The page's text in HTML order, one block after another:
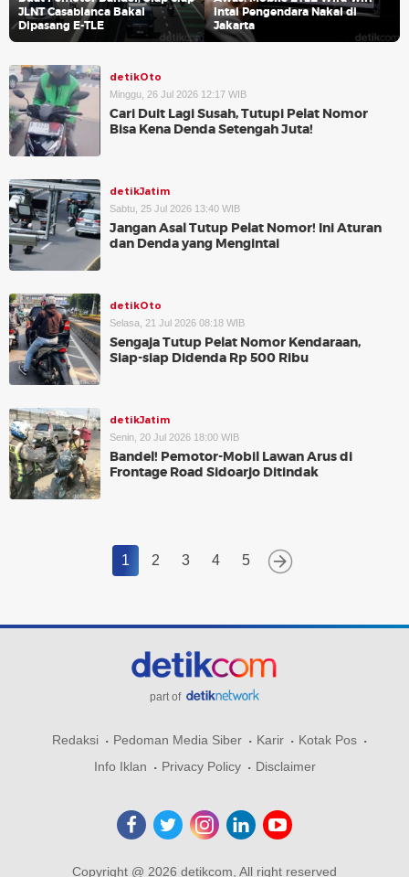
JLNT Casablanca Bakal
Dipasang E-TLE
Intai Pengendara Nakal di
Jakarta
detikOto
Minggu, 26 Jul 2026 12:17 WIB
Cari Duit Lagi Susah, Tutupi Pelat Nomor
Bisa Kena Denda Setengah Juta!
detikJatim
Sabtu, 25 Jul 2026 13:40 WIB
Jangan Asal Tutup Pelat Nomor! Ini Aturan
dan Denda yang Mengintai
detikOto
Selasa, 21 Jul 2026 08:18 WIB
Sengaja Tutup Pelat Nomor Kendaraan,
Siap-siap Didenda Rp 500 Ribu
detikJatim
Senin, 20 Jul 2026 18:00 WIB
Bandel! Pemotor-Mobil Lawan Arus di
Frontage Road Sidoarjo Ditindak
1 2 3 4 5
part of
Redaksi Pedoman Media Siber Karir
Kotak Pos
Info Iklan
Privacy Policy Disclaimer
Copyright @ 2026 detikcom, All right reserved